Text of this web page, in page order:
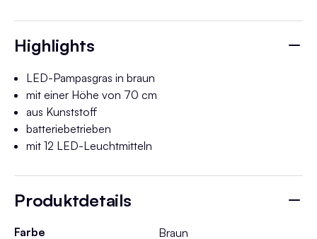
Highlights
LED-Pampasgras in braun
mit einer Höhe von 70 cm
aus Kunststoff
batteriebetrieben
mit 12 LED-Leuchtmitteln
Produktdetails
Farbe
Braun